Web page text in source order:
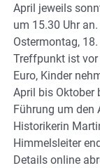
April jeweils
um 15.30 Uhr
Ostermontag,
Treffpunkt ist vor
Euro, Kinder
April bis Oktober
Führung um den
Historikerin
Himmelsleiter
Details online